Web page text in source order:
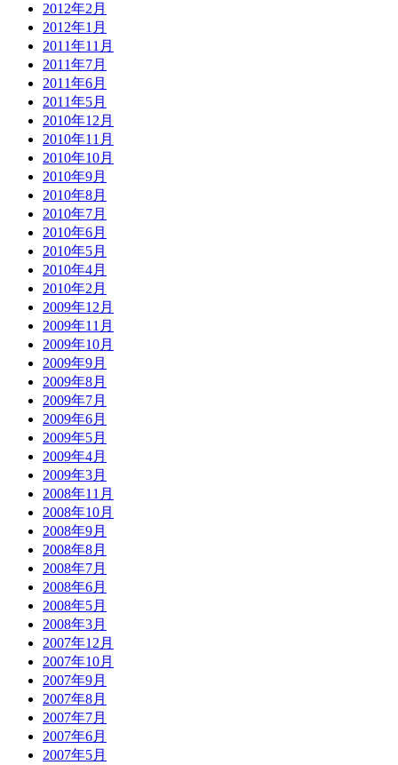
2012年2月
2012年1月
2011年11月
2011年7月
2011年6月
2011年5月
2010年12月
2010年11月
2010年10月
2010年9月
2010年8月
2010年7月
2010年6月
2010年5月
2010年4月
2010年2月
2009年12月
2009年11月
2009年10月
2009年9月
2009年8月
2009年7月
2009年6月
2009年5月
2009年4月
2009年3月
2008年11月
2008年10月
2008年9月
2008年8月
2008年7月
2008年6月
2008年5月
2008年3月
2007年12月
2007年10月
2007年9月
2007年8月
2007年7月
2007年6月
2007年5月